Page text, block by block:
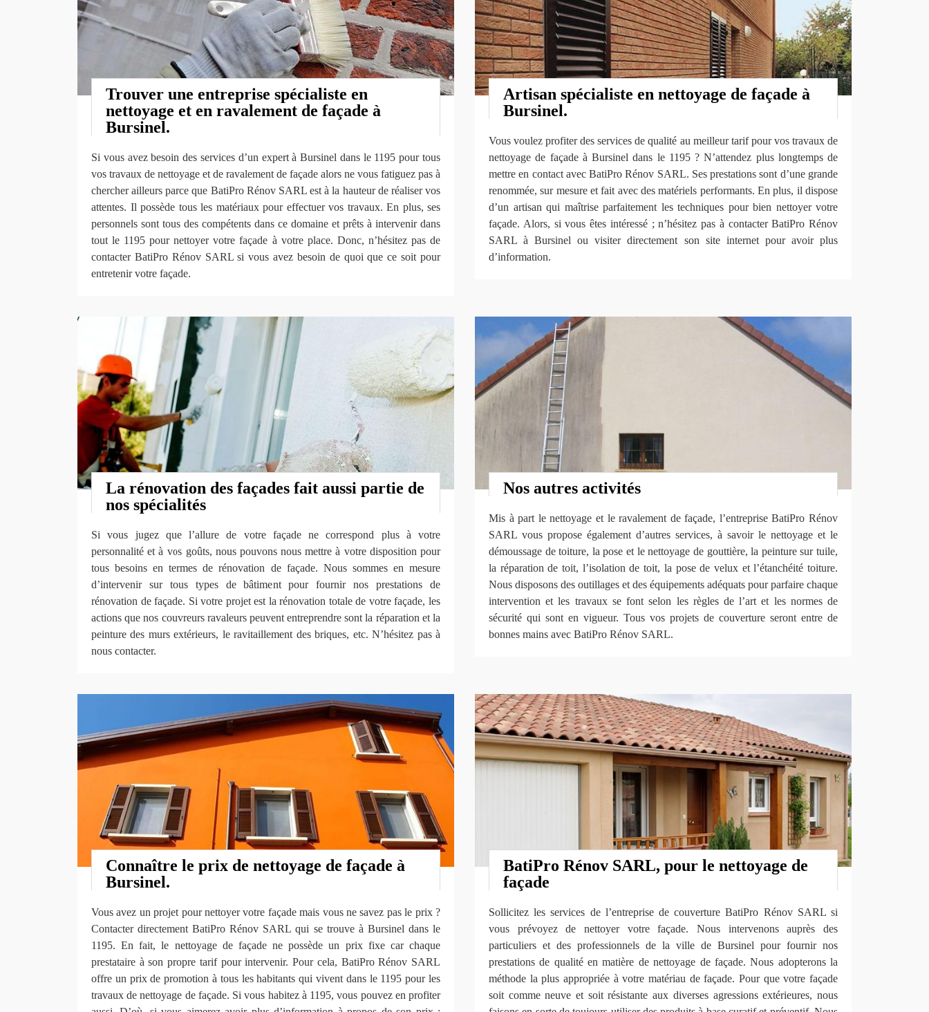
Trouver une entreprise spécialiste en
nettoyage et en ravalement de façade à
Bursinel.
Si vous avez besoin des services d’un expert à Bursinel dans le 1195 pour tous
vos travaux de nettoyage et de ravalement de façade alors ne vous fatiguez pas à
chercher ailleurs parce que BatiPro Rénov SARL est à la hauteur de réaliser vos
attentes. Il possède tous les matériaux pour effectuer vos travaux. En plus, ses
personnels sont tous des compétents dans ce domaine et prêts à intervenir dans
tout le 1195 pour nettoyer votre façade à votre place. Donc, n’hésitez pas de
contacter BatiPro Rénov SARL si vous avez besoin de quoi que ce soit pour
entretenir votre façade.
Artisan spécialiste en nettoyage de façade à
Bursinel.
Vous voulez profiter des services de qualité au meilleur tarif pour vos travaux de
nettoyage de façade à Bursinel dans le 1195 ? N’attendez plus longtemps de
mettre en contact avec BatiPro Rénov SARL. Ses prestations sont d’une grande
renommée, sur mesure et fait avec des matériels performants. En plus, il dispose
d’un artisan qui maîtrise parfaitement les techniques pour bien nettoyer votre
façade. Alors, si vous êtes intéressé ; n’hésitez pas à contacter BatiPro Rénov
SARL à Bursinel ou visiter directement son site internet pour avoir plus
d’information.
La rénovation des façades fait aussi partie de
nos spécialités
Si vous jugez que l’allure de votre façade ne correspond plus à votre
personnalité et à vos goûts, nous pouvons nous mettre à votre disposition pour
tous besoins en termes de rénovation de façade. Nous sommes en mesure
d’intervenir sur tous types de bâtiment pour fournir nos prestations de
rénovation de façade. Si votre projet est la rénovation totale de votre façade, les
actions que nos couvreurs ravaleurs peuvent entreprendre sont la réparation et la
peinture des murs extérieurs, le ravitaillement des briques, etc. N’hésitez pas à
nous contacter.
Nos autres activités
Mis à part le nettoyage et le ravalement de façade, l’entreprise BatiPro Rénov
SARL vous propose également d’autres services, à savoir le nettoyage et le
démoussage de toiture, la pose et le nettoyage de gouttière, la peinture sur tuile,
la réparation de toit, l’isolation de toit, la pose de velux et l’étanchéité toiture.
Nous disposons des outillages et des équipements adéquats pour parfaire chaque
intervention et les travaux se font selon les règles de l’art et les normes de
sécurité qui sont en vigueur. Tous vos projets de couverture seront entre de
bonnes mains avec BatiPro Rénov SARL.
Connaître le prix de nettoyage de façade à
Bursinel.
Vous avez un projet pour nettoyer votre façade mais vous ne savez pas le prix ?
Contacter directement BatiPro Rénov SARL qui se trouve à Bursinel dans le
1195. En fait, le nettoyage de façade ne possède un prix fixe car chaque
prestataire à son propre tarif pour intervenir. Pour cela, BatiPro Rénov SARL
offre un prix de promotion à tous les habitants qui vivent dans le 1195 pour les
travaux de nettoyage de façade. Si vous habitez à 1195, vous pouvez en profiter
BatiPro Rénov SARL, pour le nettoyage de
façade
Sollicitez les services de l’entreprise de couverture BatiPro Rénov SARL si
vous prévoyez de nettoyer votre façade. Nous intervenons auprès des
particuliers et des professionnels de la ville de Bursinel pour fournir nos
prestations de qualité en matière de nettoyage de façade. Nous adopterons la
méthode la plus appropriée à votre matériau de façade. Pour que votre façade
soit comme neuve et soit résistante aux diverses agressions extérieures, nous